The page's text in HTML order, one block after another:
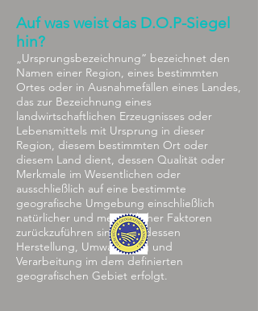
Auf was weist das D.O.P-Siegel
hin?
„Ursprungsbezeichnung“ bezeichnet den
Namen einer Region, eines bestimmten
Ortes oder in Ausnahmefällen eines Landes,
das zur Bezeichnung eines
landwirtschaftlichen Erzeugnisses oder
Lebensmittels mit Ursprung in dieser
Region, diesem bestimmten Ort oder
diesem Land dient, dessen Qualität oder
Merkmale im Wesentlichen oder
ausschließlich auf eine bestimmte
geografische Umgebung einschließlich
natürlicher und menschlicher Faktoren
zurückzuführen sind und dessen
Herstellung, Umwandlung und
Verarbeitung im dem definierten
geografischen Gebiet erfolgt.